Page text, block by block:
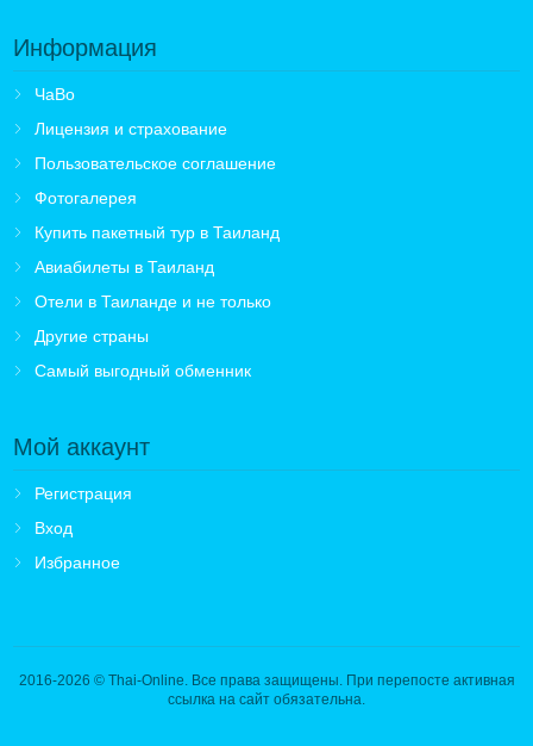
Информация
ЧаВо
Лицензия и страхование
Пользовательское соглашение
Фотогалерея
Купить пакетный тур в Таиланд
Авиабилеты в Таиланд
Отели в Таиланде и не только
Другие страны
Самый выгодный обменник
Мой аккаунт
Регистрация
Вход
Избранное
2016-2026 © Thai-Online. Все права защищены. При перепосте активная
ссылка на сайт обязательна.